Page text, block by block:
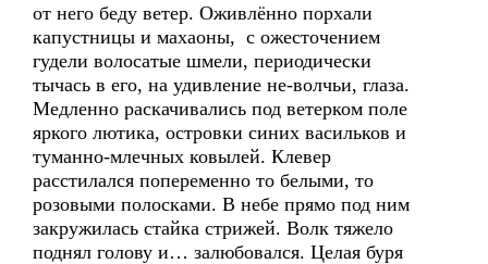
от него беду ветер. Оживлённо порхали
капустницы и махаоны, с ожесточением
гудели волосатые шмели, периодически
тычась в его, на удивление не-волчьи, глаза.
Медленно раскачивались под ветерком поле
яркого лютика, островки синих васильков и
туманно-млечных ковылей. Клевер
расстилался попеременно то белыми, то
розовыми полосками. В небе прямо под ним
закружилась стайка стрижей. Волк тяжело
поднял голову и… залюбовался. Целая буря